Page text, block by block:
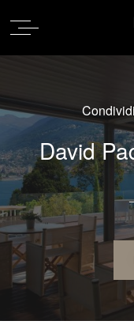
David